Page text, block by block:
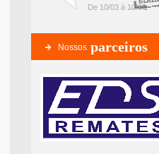
De 10/03 à 10/03
Nossos parceiros